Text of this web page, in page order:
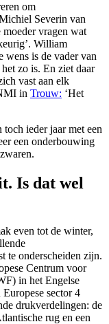
om
Severin van
moeder vragen wat
William
wens is de vader van
zo is. En ziet daar
vast aan elk
in Trouw: ‘Het
ieder jaar met een
een onderbouwing
Is dat wel
even tot de winter,
te onderscheiden zijn.
Centrum voor
in het Engelse
sector 4
drukverdelingen: de
rug en een